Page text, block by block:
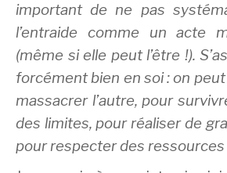
important de ne pas
l’entraide comme un acte
(même si elle peut l’être !).
forcément bien en soi : on
massacrer l’autre, pour
des limites, pour réaliser de
pour respecter des ressources